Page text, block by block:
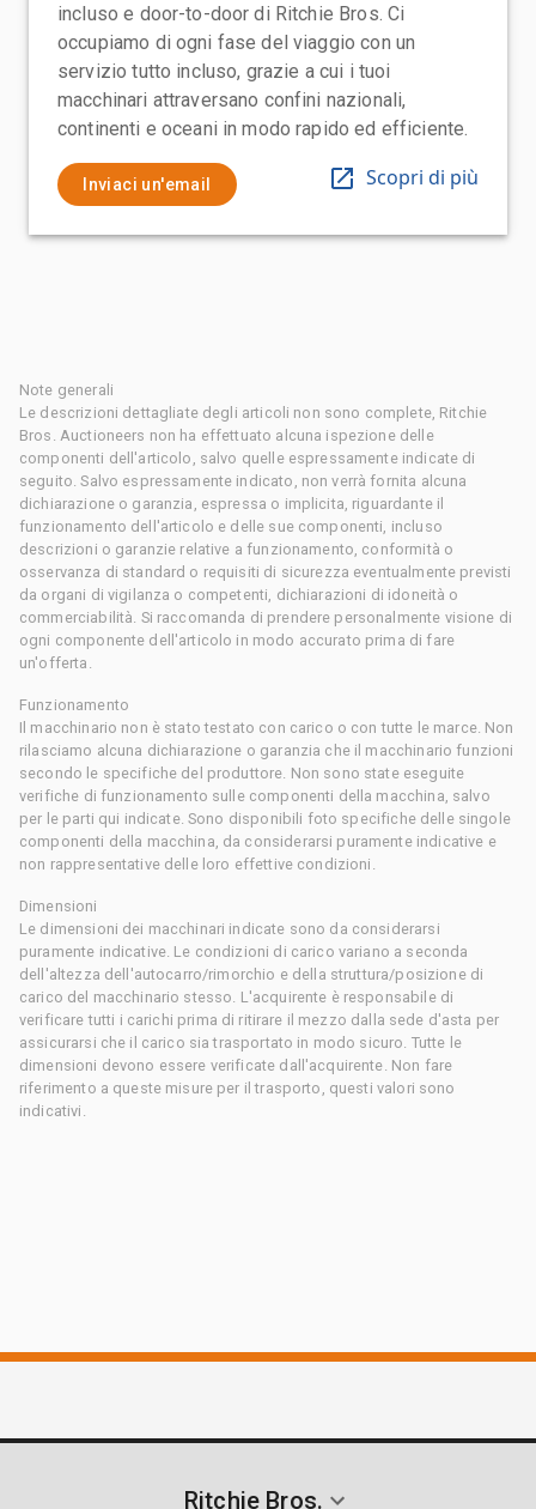
incluso e door-to-door di Ritchie Bros. Ci
occupiamo di ogni fase del viaggio con un
servizio tutto incluso, grazie a cui i tuoi
macchinari attraversano confini nazionali,
continenti e oceani in modo rapido ed efficiente.
Inviaci un'email Scopri di più
Note generali
Le descrizioni dettagliate degli articoli non sono complete, Ritchie
Bros. Auctioneers non ha effettuato alcuna ispezione delle
componenti dell'articolo, salvo quelle espressamente indicate di
seguito. Salvo espressamente indicato, non verrà fornita alcuna
dichiarazione o garanzia, espressa o implicita, riguardante il
funzionamento dell'articolo e delle sue componenti, incluso
descrizioni o garanzie relative a funzionamento, conformità o
osservanza di standard o requisiti di sicurezza eventualmente previsti
da organi di vigilanza o competenti, dichiarazioni di idoneità o
commerciabilità. Si raccomanda di prendere personalmente visione di
ogni componente dell'articolo in modo accurato prima di fare
un'offerta.
Funzionamento
Il macchinario non è stato testato con carico o con tutte le marce. Non
rilasciamo alcuna dichiarazione o garanzia che il macchinario funzioni
secondo le specifiche del produttore. Non sono state eseguite
verifiche di funzionamento sulle componenti della macchina, salvo
per le parti qui indicate. Sono disponibili foto specifiche delle singole
componenti della macchina, da considerarsi puramente indicative e
non rappresentative delle loro effettive condizioni.
Dimensioni
Le dimensioni dei macchinari indicate sono da considerarsi
puramente indicative. Le condizioni di carico variano a seconda
dell'altezza dell'autocarro/rimorchio e della struttura/posizione di
carico del macchinario stesso. L'acquirente è responsabile di
verificare tutti i carichi prima di ritirare il mezzo dalla sede d'asta per
assicurarsi che il carico sia trasportato in modo sicuro. Tutte le
dimensioni devono essere verificate dall'acquirente. Non fare
riferimento a queste misure per il trasporto, questi valori sono
indicativi.
Ritchie Bros.